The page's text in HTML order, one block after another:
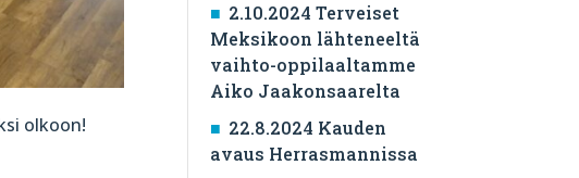
olkoon!
2.10.2024 Terveiset
Meksikoon lähteneeltä
vaihto-oppilaaltamme
Aiko Jaakonsaarelta
22.8.2024 Kauden
avaus Herrasmannissa